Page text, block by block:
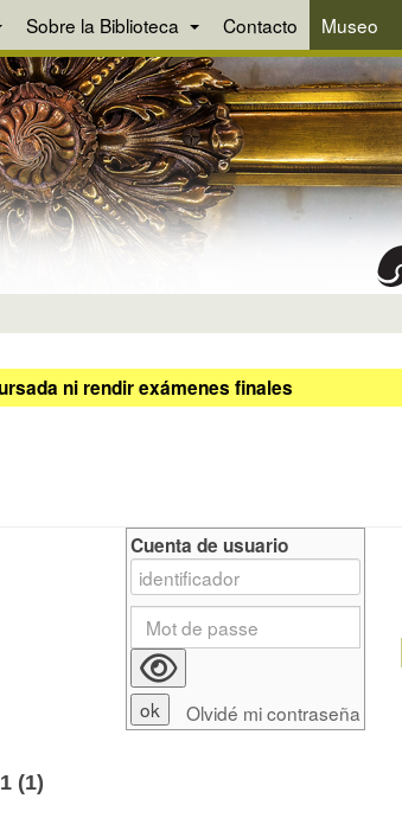
Sobre la Biblioteca Contacto Museo
ni rendir exámenes finales
(1)
Cuenta de usuario
Olvidé mi contraseña